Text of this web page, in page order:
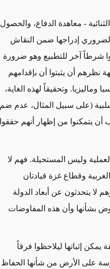
- معاهدة الدفاع، والحصول
إدراجها ضمن النقاش
شرطاً آخر للتطبيع وهو ضرورة
أن يثبتوا أن بإقدامهم
وتحقيقاً لهذه الغاية،
(على سبيل المثال، عدم ضم
أن يتمكنوا من إظهار أنهم حققوا
وليس المستحيلة. فهم لا
وقطاع غزة قيادتان
لا يتحدثون عن أبعاد الدولة
بشأنها وأن هذه المفاوضات
إثباتها ليلاحظوا فرقاً
على الأرض من شأنها الحفاظ